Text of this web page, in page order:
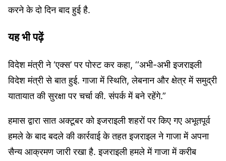
करने के दो दिन बाद हुई है.
यह भी पढ़ें
विदेश मंत्री ने ‘एक्स’ पर पोस्ट कर कहा, ‘‘अभी-अभी इजराइली
विदेश मंत्री से बात हुई. गाजा में स्थिति, लेबनान और क्षेत्र में समुद्री
यातायात की सुरक्षा पर चर्चा की. संपर्क में बने रहेंगे.”
हमास द्वारा सात अक्टूबर को इजराइली शहरों पर किए गए अभूतपूर्व
हमले के बाद बदले की कार्रवाई के तहत इजराइल ने गाजा में अपना
सैन्य आक्रमण जारी रखा है. इजराइली हमले में गाजा में करीब